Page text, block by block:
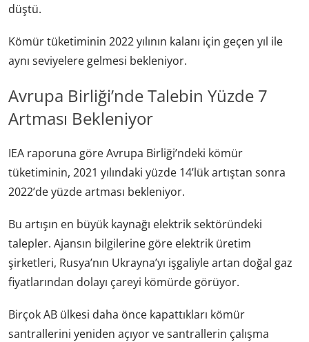
düştü.
Kömür tüketiminin 2022 yılının kalanı için geçen yıl ile
aynı seviyelere gelmesi bekleniyor.
Avrupa Birliği’nde Talebin Yüzde 7
Artması Bekleniyor
IEA raporuna göre Avrupa Birliği’ndeki kömür
tüketiminin, 2021 yılındaki yüzde 14’lük artıştan sonra
2022’de yüzde artması bekleniyor.
Bu artışın en büyük kaynağı elektrik sektöründeki
talepler. Ajansın bilgilerine göre elektrik üretim
şirketleri, Rusya’nın Ukrayna’yı işgaliyle artan doğal gaz
fiyatlarından dolayı çareyi kömürde görüyor.
Birçok AB ülkesi daha önce kapattıkları kömür
santrallerini yeniden açıyor ve santrallerin çalışma